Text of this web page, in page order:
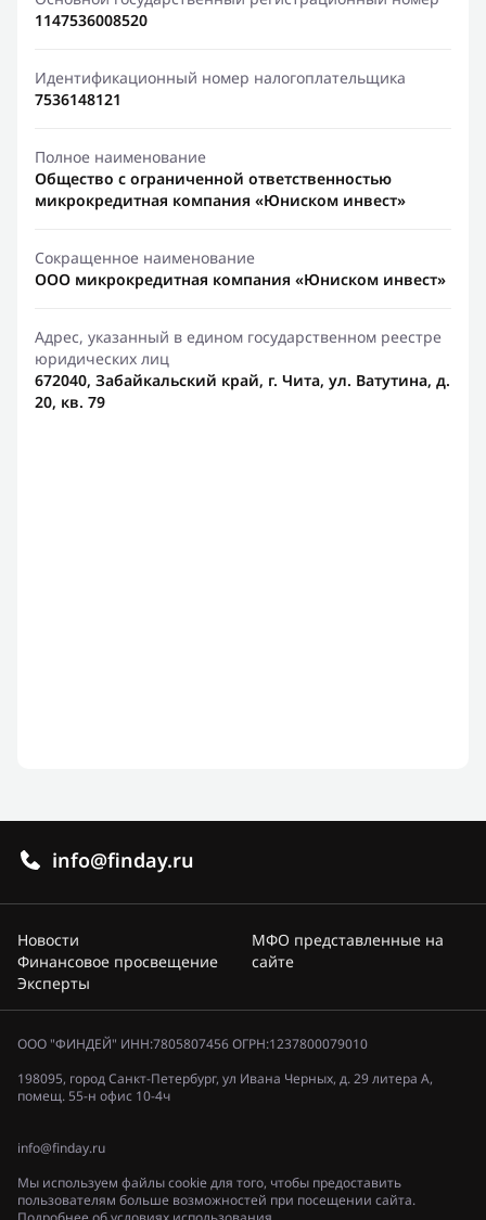
1147536008520
Идентификационный номер налогоплательщика
7536148121
Полное наименование
Общество с ограниченной ответственностью
микрокредитная компания «Юниском инвест»
Сокращенное наименование
ООО микрокредитная компания «Юниском инвест»
Адрес, указанный в едином государственном реестре
юридических лиц
672040, Забайкальский край, г. Чита, ул. Ватутина, д.
20, кв. 79
info@finday.ru
Новости
Финансовое просвещение
Эксперты
МФО представленные на
сайте
ООО "ФИНДЕЙ" ИНН:7805807456 ОГРН:1237800079010
198095, город Санкт-Петербург, ул Ивана Черных, д. 29 литера А,
помещ. 55-н офис 10-4ч
info@finday.ru
Мы используем файлы cookie для того, чтобы предоставить
пользователям больше возможностей при посещении сайта.